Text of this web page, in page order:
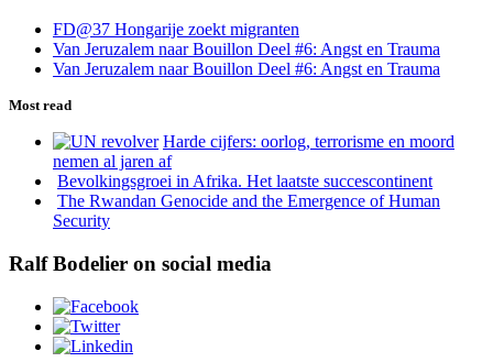
FD@37 Hongarije zoekt migranten
Van Jeruzalem naar Bouillon Deel #6: Angst en Trauma
Van Jeruzalem naar Bouillon Deel #6: Angst en Trauma
Most read
Harde cijfers: oorlog, terrorisme en moord
nemen al jaren af
Bevolkingsgroei in Afrika. Het laatste succescontinent
The Rwandan Genocide and the Emergence of Human
Security
Ralf Bodelier on social media